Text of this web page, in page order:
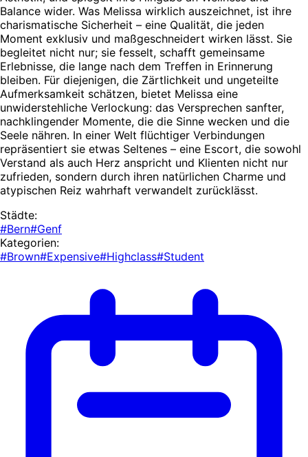
Balance wider. Was Melissa wirklich auszeichnet, ist ihre
charismatische Sicherheit – eine Qualität, die jeden
Moment exklusiv und maßgeschneidert wirken lässt. Sie
begleitet nicht nur; sie fesselt, schafft gemeinsame
Erlebnisse, die lange nach dem Treffen in Erinnerung
bleiben. Für diejenigen, die Zärtlichkeit und ungeteilte
Aufmerksamkeit schätzen, bietet Melissa eine
unwiderstehliche Verlockung: das Versprechen sanfter,
nachklingender Momente, die die Sinne wecken und die
Seele nähren. In einer Welt flüchtiger Verbindungen
repräsentiert sie etwas Seltenes – eine Escort, die sowohl
Verstand als auch Herz anspricht und Klienten nicht nur
zufrieden, sondern durch ihren natürlichen Charme und
atypischen Reiz wahrhaft verwandelt zurücklässt.
Städte:
#Bern#Genf
Kategorien:
#Brown#Expensive#Highclass#Student